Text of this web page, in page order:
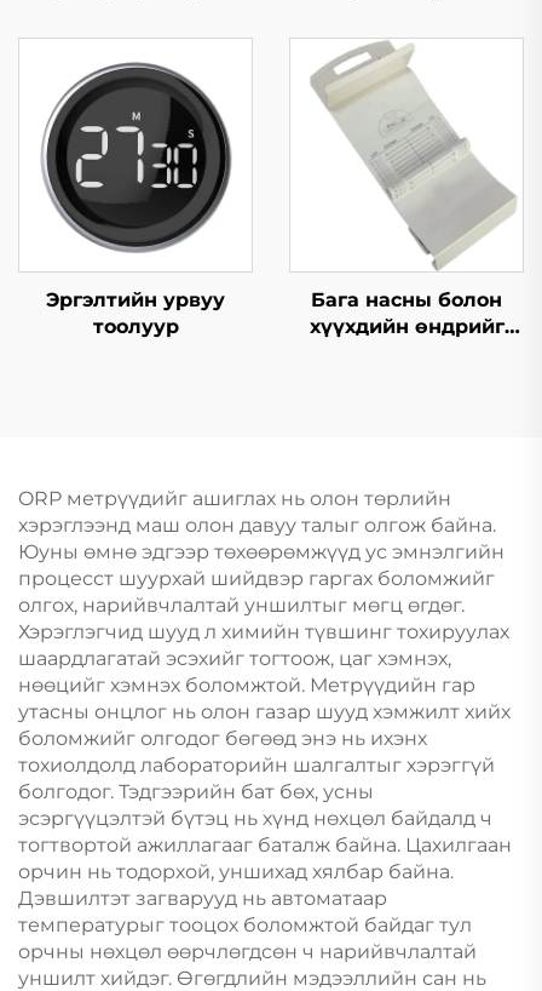
Bluetooth усны чанар
шалгагч
Эргэлтийн урвуу
тоолуур
Бага насны болон
хүүхдийн өндрийг
ORP метрүүдийг ашиглах нь олон төрлийн
хэрэглээнд маш олон давуу талыг олгож байна.
Юуны өмнө эдгээр төхөөрөмжүүд ус эмнэлгийн
процесст шуурхай шийдвэр гаргах боломжийг
олгох, нарийвчлалтай уншилтыг мөгц өгдөг.
Хэрэглэгчид шууд л химийн түвшинг тохируулах
шаардлагатай эсэхийг тогтоож, цаг хэмнэх,
нөөцийг хэмнэх боломжтой. Метрүүдийн гар
утасны онцлог нь олон газар шууд хэмжилт хийх
боломжийг олгодог бөгөөд энэ нь ихэнх
тохиолдолд лабораторийн шалгалтыг хэрэггүй
болгодог. Тэдгээрийн бат бөх, усны
эсэргүүцэлтэй бүтэц нь хүнд нөхцөл байдалд ч
тогтвортой ажиллагааг баталж байна. Цахилгаан
орчин нь тодорхой, уншихад хялбар байна.
Дэвшилтэт загварууд нь автоматаар
температурыг тооцох боломжтой байдаг тул
орчны нөхцөл өөрчлөгдсөн ч нарийвчлалтай
уншилт хийдэг. Өгөгдлийн мэдээллийн сан нь